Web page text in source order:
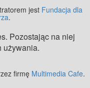
jest Fundacja dla
.
Pozostając na niej
używania.
firmę Multimedia Cafe.